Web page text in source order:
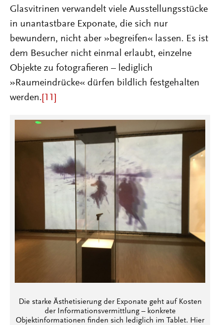
Glasvitrinen verwandelt viele Ausstellungsstücke
in unantastbare Exponate, die sich nur
bewundern, nicht aber »begreifen« lassen. Es ist
dem Besucher nicht einmal erlaubt, einzelne
Objekte zu fotografieren – lediglich
»Raumeindrücke« dürfen bildlich festgehalten
werden. [11]
Die starke Ästhetisierung der Exponate geht auf Kosten
der Informationsvermittlung – konkrete
Objektinformationen finden sich lediglich im Tablet. Hier